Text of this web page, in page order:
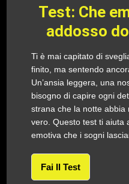
Test: Che
addosso
Ti è mai capitato di
finito, ma sentendo
Un’ansia leggera, una
bisogno di capire ogni
strana che la notte abbia
vero. Questo test ti aiuta
emotiva che i sogni
Fai Il Test